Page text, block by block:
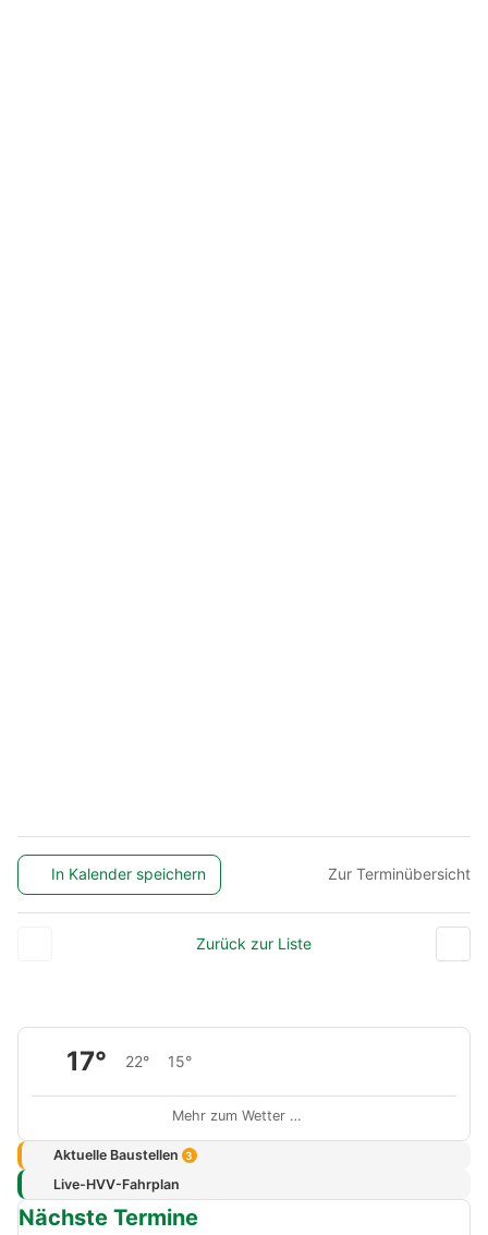
In Kalender speichern Zur Terminübersicht
Zurück zur Liste
17° 22° 15°
Mehr zum Wetter …
Aktuelle Baustellen 3
Live-HVV-Fahrplan
Nächste Termine